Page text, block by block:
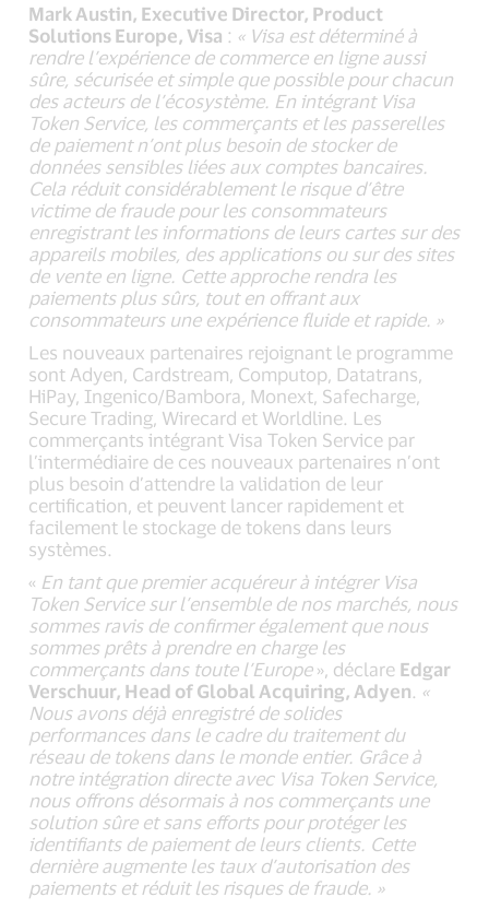
Mark Austin, Executive Director, Product
Solutions Europe, Visa : « Visa est déterminé à
rendre l’expérience de commerce en ligne aussi
sûre, sécurisée et simple que possible pour chacun
des acteurs de l’écosystème. En intégrant Visa
Token Service, les commerçants et les passerelles
de paiement n’ont plus besoin de stocker de
données sensibles liées aux comptes bancaires.
Cela réduit considérablement le risque d’être
victime de fraude pour les consommateurs
enregistrant les informations de leurs cartes sur des
appareils mobiles, des applications ou sur des sites
de vente en ligne. Cette approche rendra les
paiements plus sûrs, tout en offrant aux
consommateurs une expérience fluide et rapide. »
Les nouveaux partenaires rejoignant le programme
sont Adyen, Cardstream, Computop, Datatrans,
HiPay, Ingenico/Bambora, Monext, Safecharge,
Secure Trading, Wirecard et Worldline. Les
commerçants intégrant Visa Token Service par
l’intermédiaire de ces nouveaux partenaires n’ont
plus besoin d’attendre la validation de leur
certification, et peuvent lancer rapidement et
facilement le stockage de tokens dans leurs
systèmes.
« En tant que premier acquéreur à intégrer Visa
Token Service sur l’ensemble de nos marchés, nous
sommes ravis de confirmer également que nous
sommes prêts à prendre en charge les
commerçants dans toute l’Europe», déclare Edgar
Verschuur, Head of Global Acquiring, Adyen «
Nous avons déjà enregistré de solides
performances dans le cadre du traitement du
réseau de tokens dans le monde entier. Grâce à
notre intégration directe avec Visa Token Service,
nous offrons désormais à nos commerçants une
solution sûre et sans efforts pour protéger les
identifiants de paiement de leurs clients. Cette
dernière augmente les taux d’autorisation des
paiements et réduit les risques de fraude. »